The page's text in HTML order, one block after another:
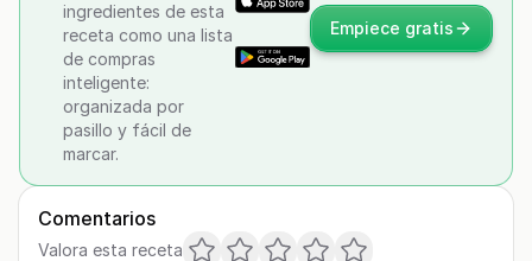
ingredientes de esta
receta como una lista
de compras
inteligente:
organizada por
pasillo y fácil de
marcar.
Empiece gratis
Comentarios
Valora esta receta